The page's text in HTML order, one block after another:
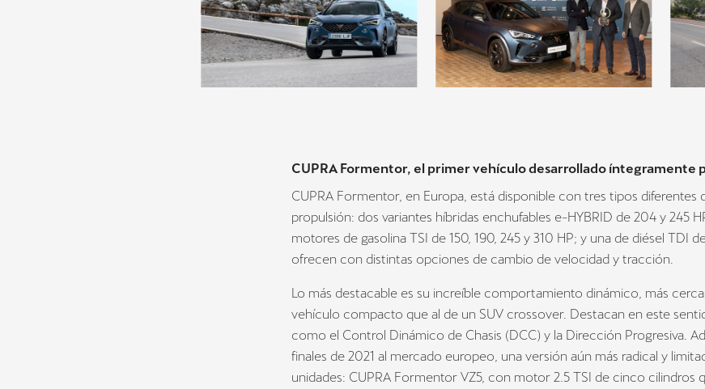
CUPRA Formentor, el primer vehículo desarrollado íntegramente
CUPRA Formentor, en Europa, está disponible con tres tipos diferentes
propulsión: dos variantes híbridas enchufables e-HYBRID de 204 y 245
motores de gasolina TSI de 150, 190, 245 y 310 HP; y una de diésel TDI
ofrecen con distintas opciones de cambio de velocidad y tracción.
Lo más destacable es su increíble comportamiento dinámico, más
vehículo compacto que al de un SUV crossover. Destacan en este
como el Control Dinámico de Chasis (DCC) y la Dirección Progresiva.
finales de 2021 al mercado europeo, una versión aún más radical y
unidades: CUPRA Formentor VZ5, con motor 2.5 TSI de cinco cilindros